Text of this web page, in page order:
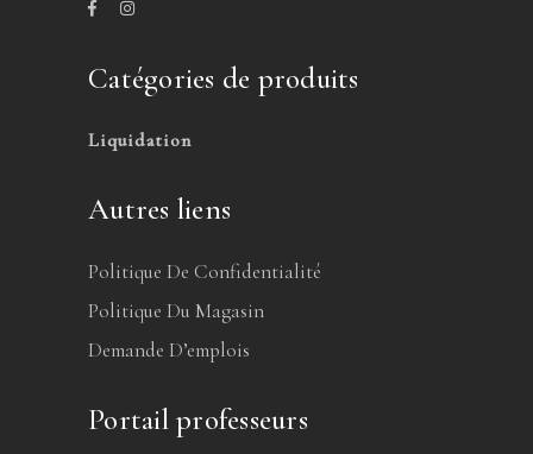
Catégories de produits
Liquidation
Autres liens
Politique De Confidentialité
Politique Du Magasin
Demande D’emplois
Portail professeurs